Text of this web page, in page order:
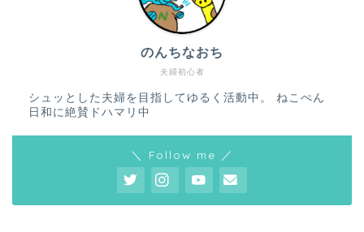
夫婦初心者
のんちなおち
シュッとした夫婦を目指してゆるく活動中。 ねこぺん
日和に絶賛ドハマリ中
＼ Follow me ／